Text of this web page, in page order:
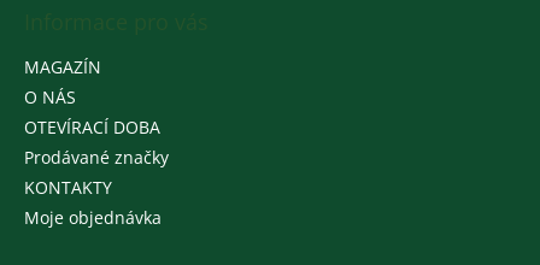
MAGAZÍN
O NÁS
OTEVÍRACÍ DOBA
Prodávané značky
KONTAKTY
Moje objednávka